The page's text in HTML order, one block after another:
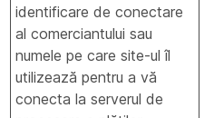
identificare de conectare
al comerciantului sau
numele pe care site-ul îl
utilizează pentru a vă
conecta la serverul de